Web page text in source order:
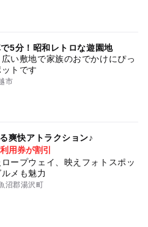
5分！昭和レトロな遊園地
い敷地で家族のおでかけにぴっ
トです
市
爽快アトラクション♪
用券が割引
ープウェイ、映えフォトスポッ
ルメも魅力
沼郡湯沢町